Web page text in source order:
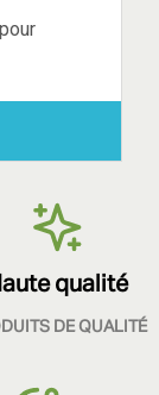
qualité
DE QUALITÉ